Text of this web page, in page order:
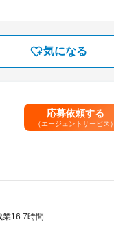
気になる
応募依頼する
（エージェントサービス）
業16.7時間